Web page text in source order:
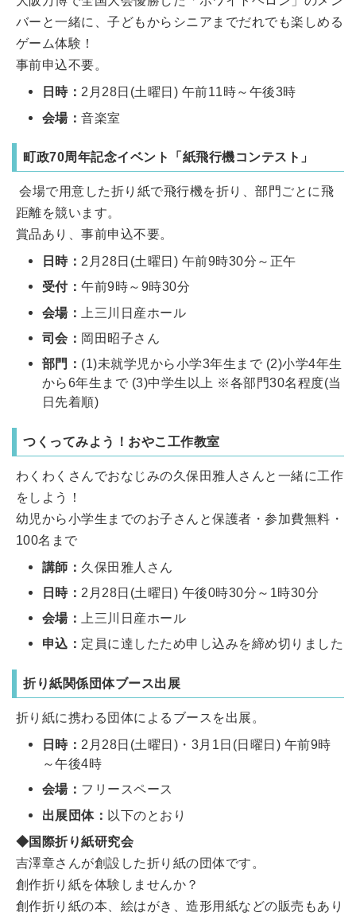
バーと一緒に、子どもからシニアまでだれでも楽しめる
ゲーム体験！
事前申込不要。
日時： 2月28日(土曜日) 午前11時～午後3時
会場：音楽室
町政70周年記念イベント「紙飛行機コンテスト」
会場で用意した折り紙で飛行機を折り、部門ごとに飛
距離を競います。
賞品あり、事前申込不要。
日時： 2月28日(土曜日) 午前9時30分～正午
受付：午前9時～9時30分
会場：
上三川日産ホール
司会： 岡田昭子さん
部門： (1)未就学児から小学3年生まで (2)小学4年生
から6年生まで (3)中学生以上 ※各部門30名程度(当
日先着順)
つくってみよう！おやこ工作教室
わくわくさんでおなじみの久保田雅人さんと一緒に工作
をしよう！
幼児から小学生までのお子さんと保護者・参加費無料・
100名まで
講師： 久保田雅人さん
日時： 2月28日(土曜日) 午後0時30分～1時30分
会場：
上三川日産ホール
申込： 定員に達したため申し込みを締め切りました
折り紙関係団体ブース出展
折り紙に携わる団体によるブースを出展。
日時： 2月28日(土曜日)・3月1日(日曜日) 午前9時
～午後4時
会場： フリースペース
出展団体： 以下のとおり
◆国際折り紙研究会
吉澤章さんが創設した折り紙の団体です。
創作折り紙を体験しませんか？
創作折り紙の本、絵はがき、造形用紙などの販売もあり